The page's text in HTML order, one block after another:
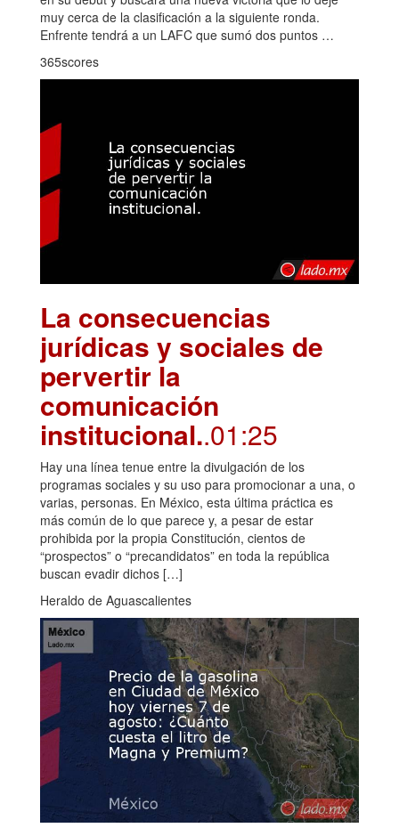
muy cerca de la clasificación a la siguiente ronda.
Enfrente tendrá a un LAFC que sumó dos puntos …
365scores
La consecuencias
jurídicas y sociales de
pervertir la
comunicación
institucional..01:25
Hay una línea tenue entre la divulgación de los
programas sociales y su uso para promocionar a una, o
varias, personas. En México, esta última práctica es
más común de lo que parece y, a pesar de estar
prohibida por la propia Constitución, cientos de
“prospectos” o “precandidatos” en toda la república
buscan evadir dichos […]
Heraldo de Aguascalientes